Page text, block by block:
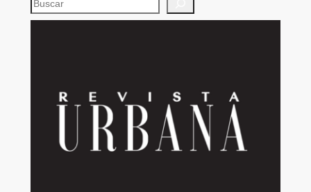
e